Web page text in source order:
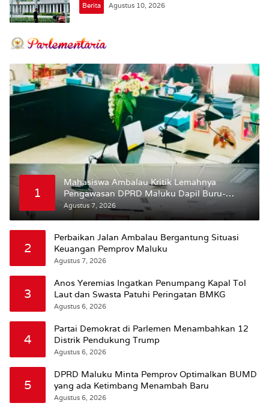
Berita Agustus 10, 2026
1
Mahasiswa Ambalau Kritik Lemahnya
Pengawasan DPRD Maluku Dapil Buru-
Bursel Terhadap Proses Perubahan Status
Agustus 7, 2026
2
Perbaikan Jalan Ambalau Bergantung Situasi
Keuangan Pemprov Maluku
Agustus 7, 2026
3
Anos Yeremias Ingatkan Penumpang Kapal Tol
Laut dan Swasta Patuhi Peringatan BMKG
Agustus 6, 2026
4
Partai Demokrat di Parlemen Menambahkan 12
Distrik Pendukung Trump
Agustus 6, 2026
5
DPRD Maluku Minta Pemprov Optimalkan BUMD
yang ada Ketimbang Menambah Baru
Agustus 6, 2026